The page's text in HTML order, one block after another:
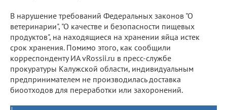
В нарушение требований Федеральных законов "О
ветеринарии", "О качестве и безопасности пищевых
продуктов", на находящиеся на хранении яйца истек
срок хранения. Помимо этого, как сообщили
корреспонденту ИА vRossii.ru в пресс-службе
прокуратуры Калужской области, индивидуальным
предпринимателем не производилась доставка
биоотходов для переработки или захоронений.